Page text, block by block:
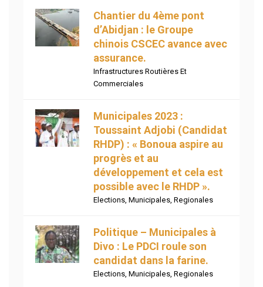
Chantier du 4ème pont
d’Abidjan : le Groupe
chinois CSCEC avance avec
assurance.
Infrastructures Routières Et
Commerciales
Municipales 2023 :
Toussaint Adjobi (Candidat
RHDP) : « Bonoua aspire au
progrès et au
développement et cela est
possible avec le RHDP ».
Elections, Municipales, Regionales
Politique – Municipales à
Divo : Le PDCI roule son
candidat dans la farine.
Elections, Municipales, Regionales